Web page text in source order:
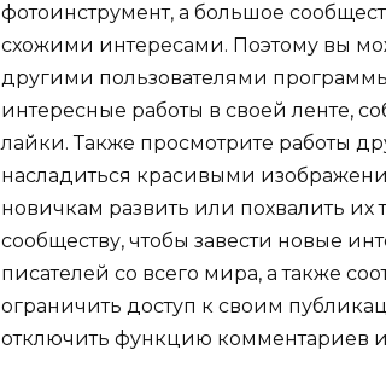
фотоинструмент, а большое
схожими интересами. Поэтому вы
другими пользователями
интересные работы в своей ленте,
лайки. Также просмотрите работы
насладиться красивыми
новичкам развить или похвалить
сообществу, чтобы завести новые
писателей со всего мира, а также
ограничить доступ к своим
отключить функцию комментариев и